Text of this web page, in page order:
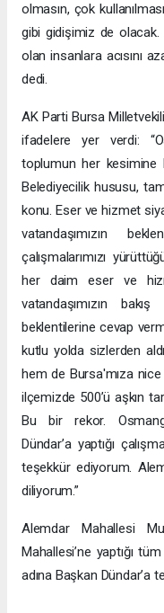
olmasın, çok
gibi gidişimiz de olacak.
olan insanlara acısını
dedi.
AK Parti Bursa
ifadelere yer verdi:
toplumun her kesimine
Belediyecilik hususu,
konu. Eser ve hizmet
vatandaşımızın
çalışmalarımızı
her daim eser ve
vatandaşımızın
beklentilerine cevap
kutlu yolda sizlerden
hem de Bursa'mıza
ilçemizde 500’ü aşkın
Bu bir rekor.
Dündar’a yaptığı
teşekkür ediyorum.
diliyorum.”
Alemdar Mahallesi
Mahallesi’ne yaptığı
adına Başkan Dündar’a